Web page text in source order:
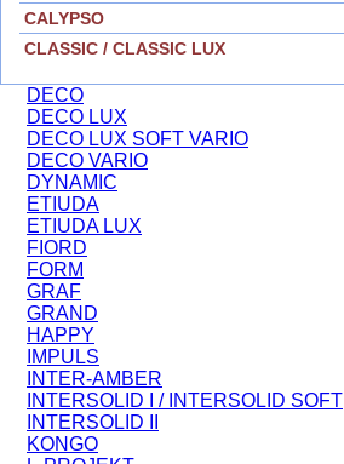
CALYPSO
CLASSIC / CLASSIC LUX
DECO
DECO LUX
DECO LUX SOFT VARIO
DECO VARIO
DYNAMIC
ETIUDA
ETIUDA LUX
FIORD
FORM
GRAF
GRAND
HAPPY
IMPULS
INTER-AMBER
INTERSOLID I / INTERSOLID SOFT
INTERSOLID II
KONGO